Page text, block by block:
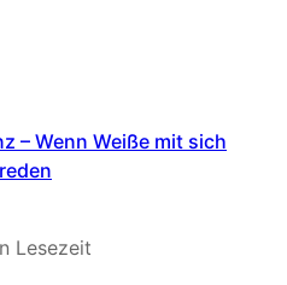
– Wenn Weiße mit sich
Lesezeit